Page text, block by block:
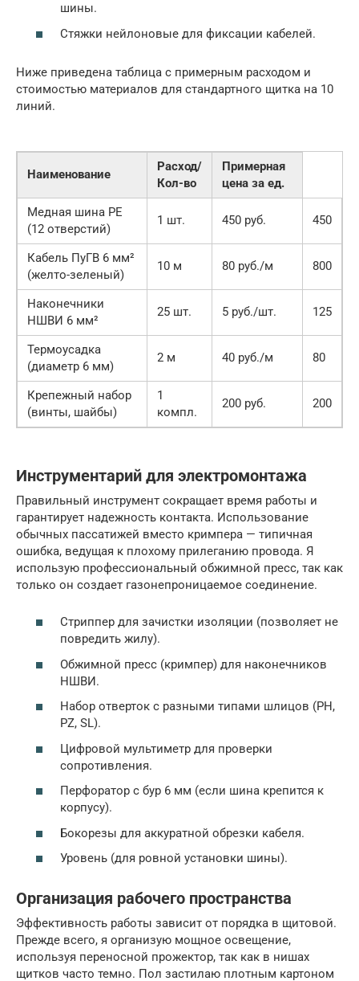
шины.
Стяжки нейлоновые для фиксации кабелей.
Ниже приведена таблица с примерным расходом и
стоимостью материалов для стандартного щитка на 10
линий.
Наименование
Расход/
Кол-во
Примерная
цена за ед.
Медная шина PE
(12 отверстий)
1 шт. 450 руб. 450
Кабель ПуГВ 6 мм²
(желто-зеленый)
10 м 80 руб./м 800
Наконечники
НШВИ 6 мм²
25 шт. 5 руб./шт. 125
Термоусадка
(диаметр 6 мм)
2 м 40 руб./м 80
Крепежный набор
(винты, шайбы)
1
компл.
200 руб. 200
Инструментарий для электромонтажа
Правильный инструмент сокращает время работы и
гарантирует надежность контакта. Использование
обычных пассатижей вместо кримпера — типичная
ошибка, ведущая к плохому прилеганию провода. Я
использую профессиональный обжимной пресс, так как
только он создает газонепроницаемое соединение.
Стриппер для зачистки изоляции (позволяет не
повредить жилу).
Обжимной пресс (кримпер) для наконечников
НШВИ.
Набор отверток с разными типами шлицов (PH,
PZ, SL).
Цифровой мультиметр для проверки
сопротивления.
Перфоратор с бур 6 мм (если шина крепится к
корпусу).
Бокорезы для аккуратной обрезки кабеля.
Уровень (для ровной установки шины).
Организация рабочего пространства
Эффективность работы зависит от порядка в щитовой.
Прежде всего, я организую мощное освещение,
используя переносной прожектор, так как в нишах
щитков часто темно. Пол застилаю плотным картоном